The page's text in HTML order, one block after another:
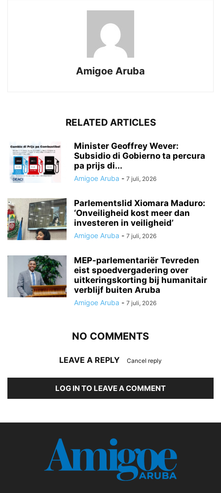
Amigoe Aruba
RELATED ARTICLES
Minister Geoffrey Wever:
Subsidio di Gobierno ta percura
pa prijs di...
Amigoe Aruba - 7 juli, 2026
Parlementslid Xiomara Maduro:
‘Onveiligheid kost meer dan
investeren in veiligheid’
Amigoe Aruba - 7 juli, 2026
MEP-parlementariër Tevreden
eist spoedvergadering over
uitkeringskorting bij humanitair
verblijf buiten Aruba
Amigoe Aruba - 7 juli, 2026
NO COMMENTS
LEAVE A REPLY Cancel reply
LOG IN TO LEAVE A COMMENT